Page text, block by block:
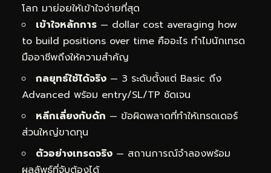
โลก มาย่อยให้เข้าใจง่ายที่สุด
เข้าใจหลักการ — dollar cost averaging how
to build positions over time คืออะไร ทำไมนักเทรด
มืออาชีพถึงให้ความสำคัญ
กลยุทธ์ใช้ได้จริง — 3 ระดับตั้งแต่ Basic ถึง
Advanced พร้อม entry/SL/TP ชัดเจน
หลีกเลี่ยงกับดัก — ข้อผิดพลาดที่ทำให้เทรดเดอร์
ส่วนใหญ่ขาดทุน
ตัวอย่างเทรดจริง — สถานการณ์จำลองพร้อม
ผลลัพธ์ที่จับต้องได้